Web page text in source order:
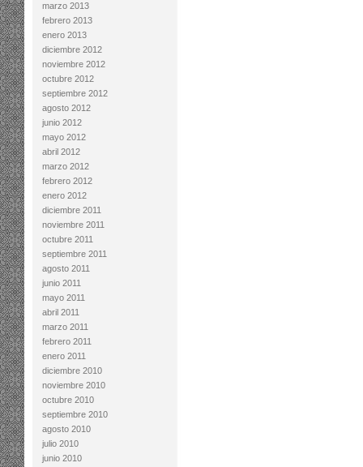
marzo 2013
febrero 2013
enero 2013
diciembre 2012
noviembre 2012
octubre 2012
septiembre 2012
agosto 2012
junio 2012
mayo 2012
abril 2012
marzo 2012
febrero 2012
enero 2012
diciembre 2011
noviembre 2011
octubre 2011
septiembre 2011
agosto 2011
junio 2011
mayo 2011
abril 2011
marzo 2011
febrero 2011
enero 2011
diciembre 2010
noviembre 2010
octubre 2010
septiembre 2010
agosto 2010
julio 2010
junio 2010